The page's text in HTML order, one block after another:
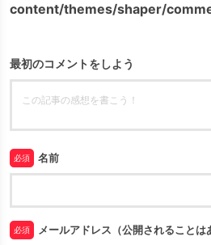
content/themes/shaper/
最初のコメントをしよう
必須 名前
必須 メールアドレス（公開されることは